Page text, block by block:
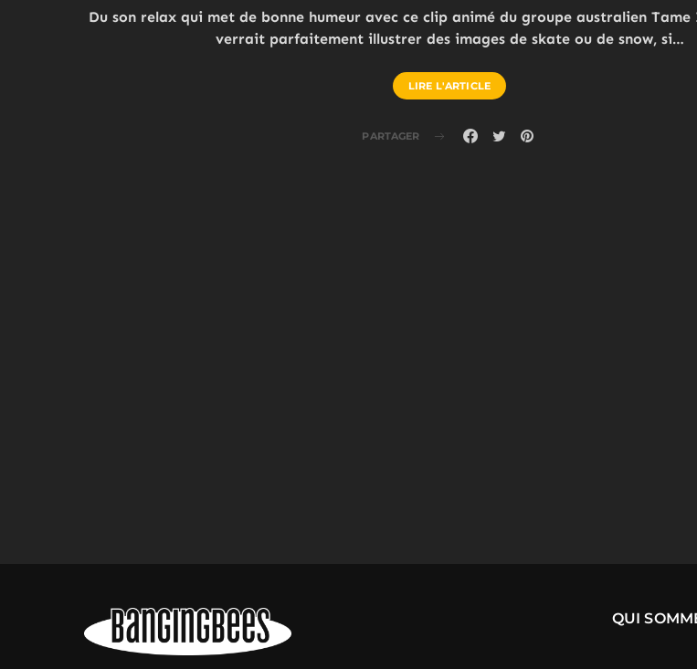
Du son relax qui met de bonne humeur avec ce clip animé du groupe australien Tame
verrait parfaitement illustrer des images de skate ou de snow, si…
LIRE L'ARTICLE
PARTAGER
QUI